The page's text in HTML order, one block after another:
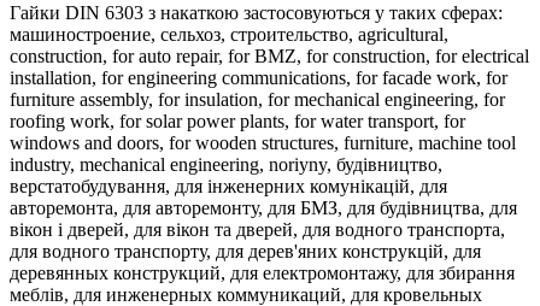
Гайки DIN 6303 з накаткою застосовуються у таких сферах:
машиностроение, сельхоз, строительство, agricultural,
construction, for auto repair, for BMZ, for construction, for electrical
installation, for engineering communications, for facade work, for
furniture assembly, for insulation, for mechanical engineering, for
roofing work, for solar power plants, for water transport, for
windows and doors, for wooden structures, furniture, machine tool
industry, mechanical engineering, noriyny, будівництво,
верстатобудування, для інженерних комунікацій, для
авторемонта, для авторемонту, для БМЗ, для будівництва, для
вікон і дверей, для вікон та дверей, для водного транспорта,
для водного транспорту, для дерев'яних конструкцій, для
деревянных конструкций, для електромонтажу, для збирання
меблів, для инженерных коммуникаций, для кровельных